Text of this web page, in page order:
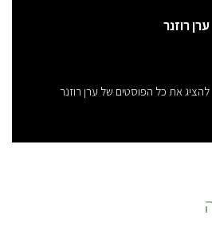
ערן רוזנר
להציג את כל הפוסטים של ערן רוזנר